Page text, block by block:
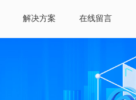
解决方案 在线留言